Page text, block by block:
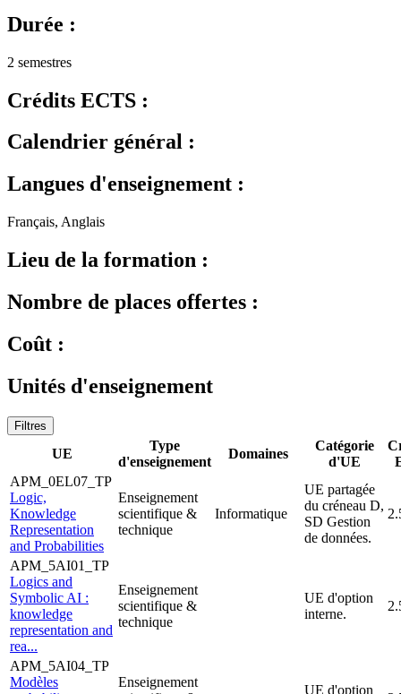
Durée :
2 semestres
Crédits ECTS :
Calendrier général :
Langues d'enseignement :
Français, Anglais
Lieu de la formation :
Nombre de places offertes :
Coût :
Unités d'enseignement
Filtres
UE
Type
d'enseignement
Domaines
Catégorie
d'UE
APM_0EL07_TP
Logic,
Knowledge
Representation
and Probabilities
Enseignement
scientifique &
technique
Informatique
UE partagée
du créneau D,
SD Gestion
de données.
APM_5AI01_TP
Logics and
Symbolic AI :
knowledge
representation and
rea...
Enseignement
scientifique &
technique
UE d'option
interne.
APM_5AI04_TP
Modèles
Enseignement
UE d'option